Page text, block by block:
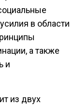
в области
а также
и
из двух